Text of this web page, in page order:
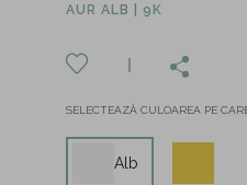
AUR ALB | 9K
SELECTEAZĂ CULOAREA PE
Alb